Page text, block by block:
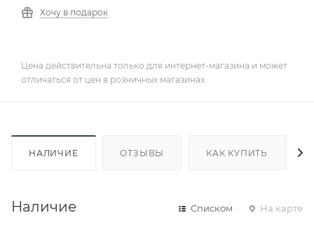
Хочу в подарок
Цена действительна только для интернет-магазина и может
отличаться от цен в розничных магазинах
НАЛИЧИЕ ОТЗЫВЫ КАК КУПИТЬ
Наличие Списком На карте